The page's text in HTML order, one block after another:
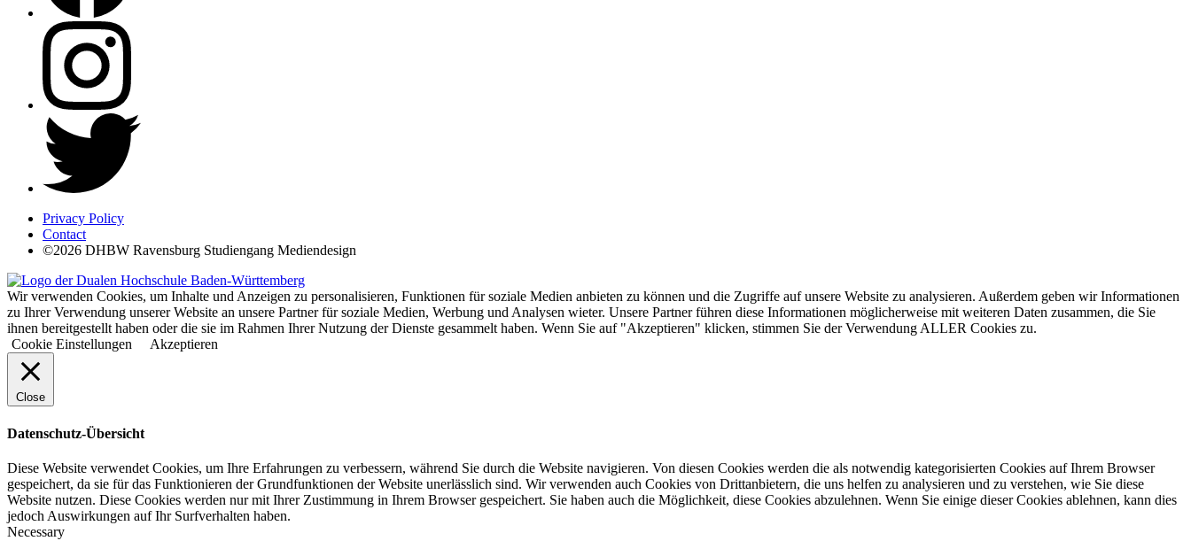
Privacy Policy
Contact
©2026 DHBW Ravensburg Studiengang Mediendesign
Wir verwenden Cookies, um Inhalte und Anzeigen zu personalisieren, Funktionen für soziale Medien anbieten zu können und die Zugriffe auf unsere Website zu analysieren. Außerdem geben wir Informationen
zu Ihrer Verwendung unserer Website an unsere Partner für soziale Medien, Werbung und Analysen wieter. Unsere Partner führen diese Informationen möglicherweise mit weiteren Daten zusammen, die Sie
ihnen bereitgestellt haben oder die sie im Rahmen Ihrer Nutzung der Dienste gesammelt haben. Wenn Sie auf "Akzeptieren" klicken, stimmen Sie der Verwendung ALLER Cookies zu.
Cookie Einstellungen
Akzeptieren
Close
Datenschutz-Übersicht
Diese Website verwendet Cookies, um Ihre Erfahrungen zu verbessern, während Sie durch die Website navigieren. Von diesen Cookies werden die als notwendig kategorisierten Cookies auf Ihrem Browser
gespeichert, da sie für das Funktionieren der Grundfunktionen der Website unerlässlich sind. Wir verwenden auch Cookies von Drittanbietern, die uns helfen zu analysieren und zu verstehen, wie Sie diese
Website nutzen. Diese Cookies werden nur mit Ihrer Zustimmung in Ihrem Browser gespeichert. Sie haben auch die Möglichkeit, diese Cookies abzulehnen. Wenn Sie einige dieser Cookies ablehnen, kann dies
jedoch Auswirkungen auf Ihr Surfverhalten haben.
Necessary